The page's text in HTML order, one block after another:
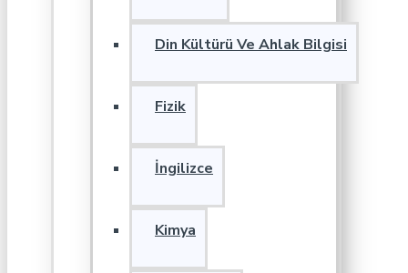
Din Kültürü Ve Ahlak Bilgisi
Fizik
İngilizce
Kimya